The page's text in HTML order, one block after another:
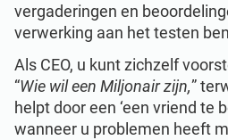
vergaderingen en
verwerking aan het testen
Als CEO, u kunt zichzelf
“Wie wil een Miljonair zijn,”
helpt door een ‘een vriend te
wanneer u problemen heeft